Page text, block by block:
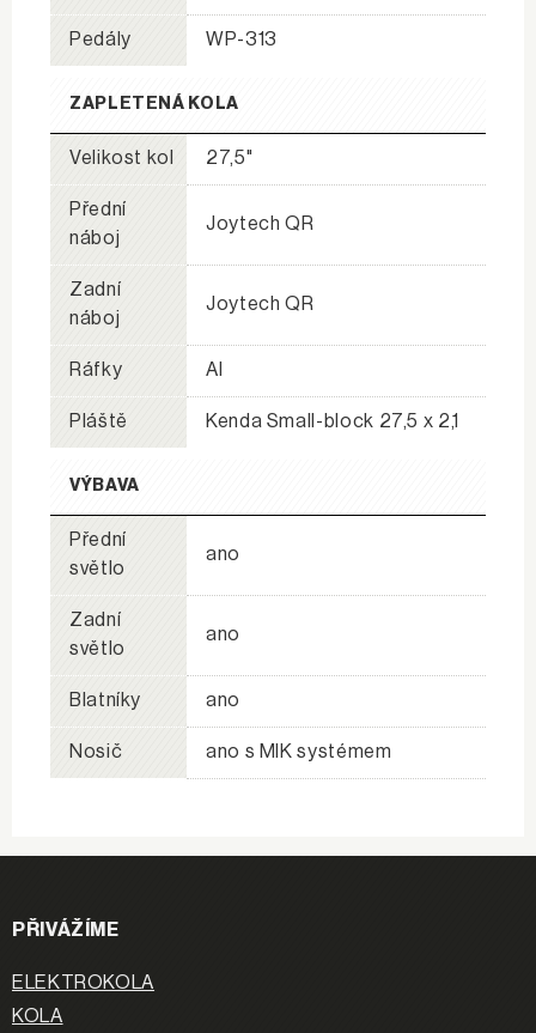
Pedály WP-313
ZAPLETENÁ KOLA
Velikost kol 27,5"
Přední
náboj
Joytech QR
Zadní
náboj
Joytech QR
Ráfky Al
Pláště Kenda Small-block 27,5 x 2,1
VÝBAVA
Přední
světlo
ano
Zadní
světlo
ano
Blatníky ano
Nosič ano s MIK systémem
PŘIVÁŽÍME
ELEKTROKOLA
KOLA